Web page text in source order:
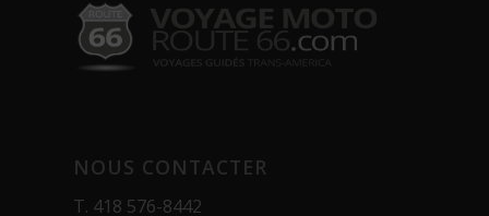
NOUS CONTACTER
T. 418 576-8442